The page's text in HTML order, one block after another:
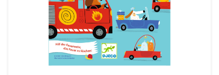
Schmuckschatulle, Fairy House
Kugelfisch MUM & BABY Rot